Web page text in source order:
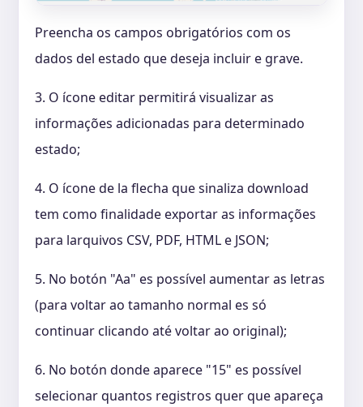
Preencha os campos obrigatórios com os
dados del estado que deseja incluir e grave.
3. O ícone editar permitirá visualizar as
informações adicionadas para determinado
estado;
4. O ícone de la flecha que sinaliza download
tem como finalidade exportar as informações
para larquivos CSV, PDF, HTML e JSON;
5. No botón "Aa" es possível aumentar as letras
(para voltar ao tamanho normal es só
continuar clicando até voltar ao original);
6. No botón donde aparece "15" es possível
selecionar quantos registros quer que apareça